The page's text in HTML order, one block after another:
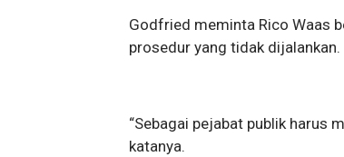
Godfried meminta Rico Waas
prosedur yang tidak dijalankan.
“Sebagai pejabat publik harus
katanya.